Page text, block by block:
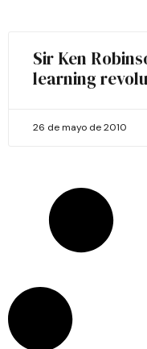
Sir Ken
learning
26 de mayo de 2010